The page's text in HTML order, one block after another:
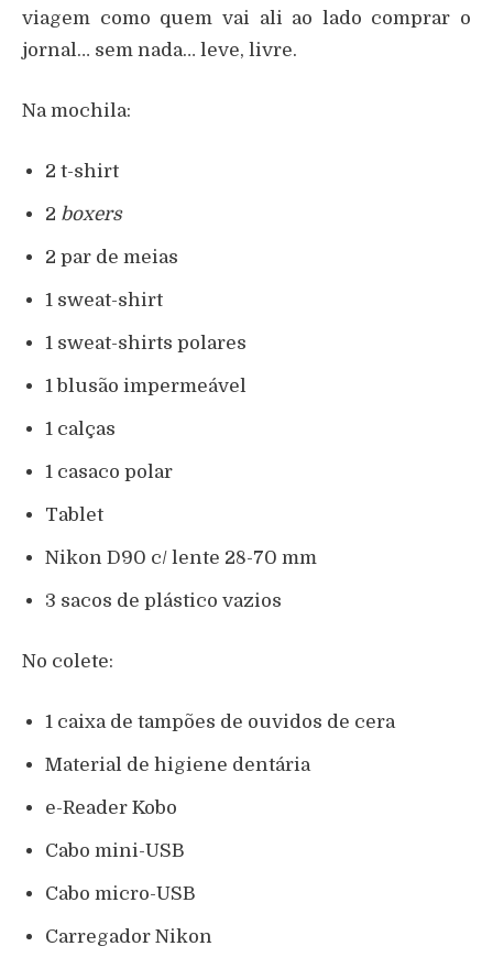
viagem como quem vai ali ao lado comprar o
jornal… sem nada… leve, livre.
Na mochila:
2 t-shirt
2 boxers
2 par de meias
1 sweat-shirt
1 sweat-shirts polares
1 blusão impermeável
1 calças
1 casaco polar
Tablet
Nikon D90 c/ lente 28-70 mm
3 sacos de plástico vazios
No colete:
1 caixa de tampões de ouvidos de cera
Material de higiene dentária
e-Reader Kobo
Cabo mini-USB
Cabo micro-USB
Carregador Nikon